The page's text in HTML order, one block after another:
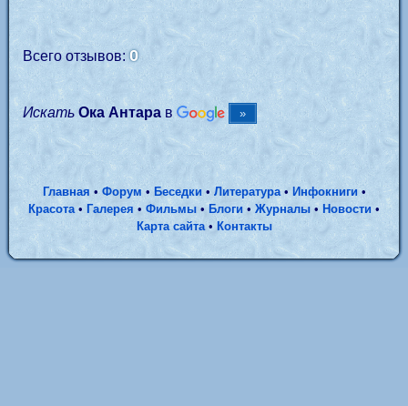
Всего отзывов:0
Искать Ока Антара в
Главная •Форум•Беседки• Литература• Инфокниги•
Красота• Галерея • Фильмы •Блоги • Журналы • Новости •
Карта сайта• Контакты